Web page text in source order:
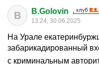
B B.Golovin
13:24, 30.06.2025
На Урале
забарикадированный
с криминальным